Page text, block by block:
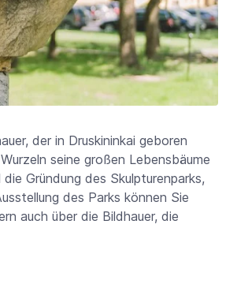
der in Druskininkai geboren
seine großen Lebensbäume
Gründung des Skulpturenparks,
des Parks können Sie
auch über die Bildhauer, die